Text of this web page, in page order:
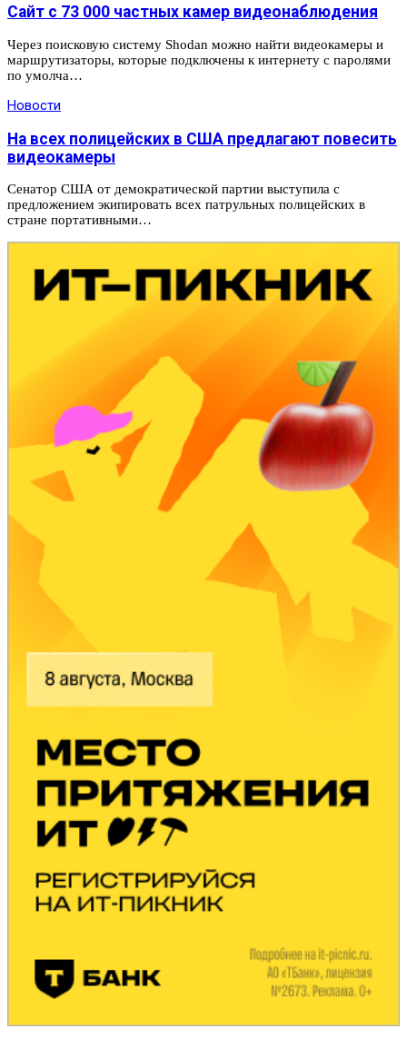
Сайт с 73 000 частных камер видеонаблюдения
Через поисковую систему Shodan можно найти видеокамеры и
маршрутизаторы, которые подключены к интернету с паролями
по умолча…
Новости
На всех полицейских в США предлагают повесить
видеокамеры
Сенатор США от демократической партии выступила с
предложением экипировать всех патрульных полицейских в
стране портативными…